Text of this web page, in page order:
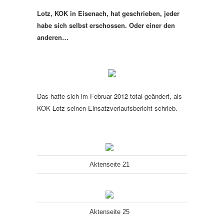
Lotz, KOK in Eisenach, hat geschrieben, jeder
habe sich selbst erschossen. Oder einer den
anderen…
Das hatte sich im Februar 2012 total geändert, als
KOK Lotz seinen Einsatzverlaufsbericht schrieb.
Aktenseite 21
Aktenseite 25